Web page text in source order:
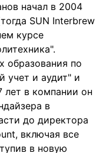
начал в 2004
SUN Interbrew
курсе
образования по
учет и аудит" и
лет в компании он
в
до директора
включая все
в новую